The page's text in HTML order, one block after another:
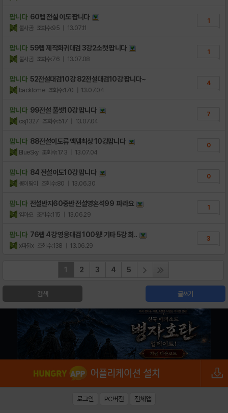
팝니다 60렙 전설 이도 팝니다
불사곰 조회수:95 | 13.07.11
1
팝니다 59렙 제작희귀대검 3강2소캣 팝니다
불사곰 조회수:76 | 13.07.08
1
팝니다 52전설대검10강 82전설대검10강 팝니다~
backtome 조회수:170 | 13.07.04
4
팝니다 99전설 풀셋10강 팝니다
csj1327 조회수:517 | 13.07.04
7
팝니다 88전설이도류 맥뎀최상 10강팝니다
BlueSky 조회수:173 | 13.07.04
0
팝니다 84 전설이도10강 팝니다
콩이땅이 조회수:80 | 13.06.30
0
팝니다 전설반지60중반 전설영혼석99 파라요
염아오 조회수:115 | 13.06.29
1
팝니다 76렙 4강 영웅대검 100윙! 기타 5강 희..
x파닭x 조회수:138 | 13.06.29
3
1 2 3 4 5
검색 글쓰기
로그인 PC버전 전체앱